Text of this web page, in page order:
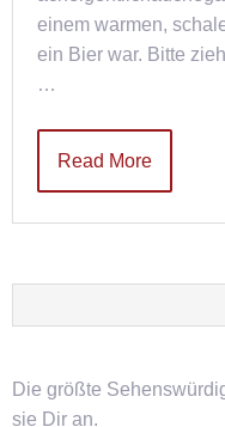
einem warmen,
ein Bier war. Bitte
…
Read More
Die größte
sie Dir an.